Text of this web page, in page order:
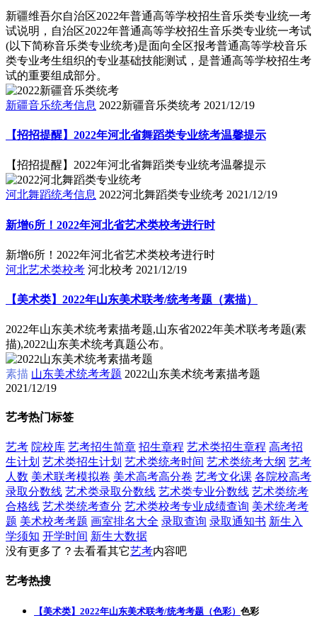
新疆维吾尔自治区2022年普通高等学校招生音乐类专业统一考
试说明，自治区2022年普通高等学校招生音乐类专业统一考试
(以下简称音乐类专业统考)是面向全区报考普通高等学校音乐
类专业考生组织的专业基础技能测试，是普通高等学校招生考
试的重要组成部分。
新疆音乐统考信息 2022新疆音乐类统考 2021/12/19
【招招提醒】2022年河北省舞蹈类专业统考温馨提示
【招招提醒】2022年河北省舞蹈类专业统考温馨提示
河北舞蹈统考信息 2022河北舞蹈类专业统考 2021/12/19
新增6所！2022年河北省艺术类校考进行时
新增6所！2022年河北省艺术类校考进行时
河北艺术类校考 河北校考 2021/12/19
【美术类】2022年山东美术联考/统考考题（素描）
2022年山东美术统考素描考题,山东省2022年美术联考考题(素
描),2022山东美术统考真题公布。
素描 山东美术统考考题 2022山东美术统考素描考题
2021/12/19
艺考热门标签
艺考 院校库 艺考招生简章 招生章程 艺术类招生章程 高考招
生计划 艺术类招生计划 艺术类统考时间 艺术类统考大纲 艺考
人数 美术联考模拟卷 美术高考高分卷 艺考文化课 各院校高考
录取分数线 艺术类录取分数线 艺术类专业分数线 艺术类统考
合格线 艺术类统考查分 艺术类校考专业成绩查询 美术统考考
题 美术校考考题 画室排名大全 录取查询 录取通知书 新生入
学须知 开学时间 新生大数据
没有更多了？去看看其它艺考内容吧
艺考热搜
【美术类】2022年山东美术联考/统考考题（色彩） 色彩